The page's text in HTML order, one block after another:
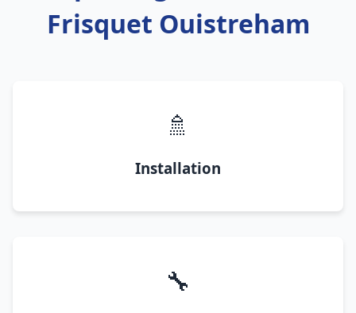
Frisquet Ouistreham
🚿
Installation
🔧